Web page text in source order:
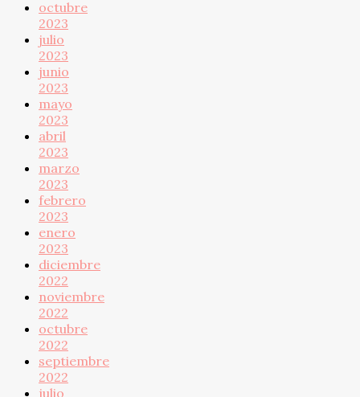
octubre
2023
julio
2023
junio
2023
mayo
2023
abril
2023
marzo
2023
febrero
2023
enero
2023
diciembre
2022
noviembre
2022
octubre
2022
septiembre
2022
julio